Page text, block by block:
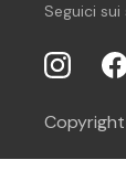
Seguici sui